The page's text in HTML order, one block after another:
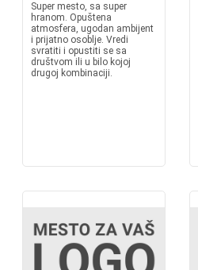
Super mesto, sa super
hranom. Opuštena
atmosfera, ugodan ambijent
i prijatno osoblje. Vredi
svratiti i opustiti se sa
društvom ili u bilo kojoj
drugoj kombinaciji.